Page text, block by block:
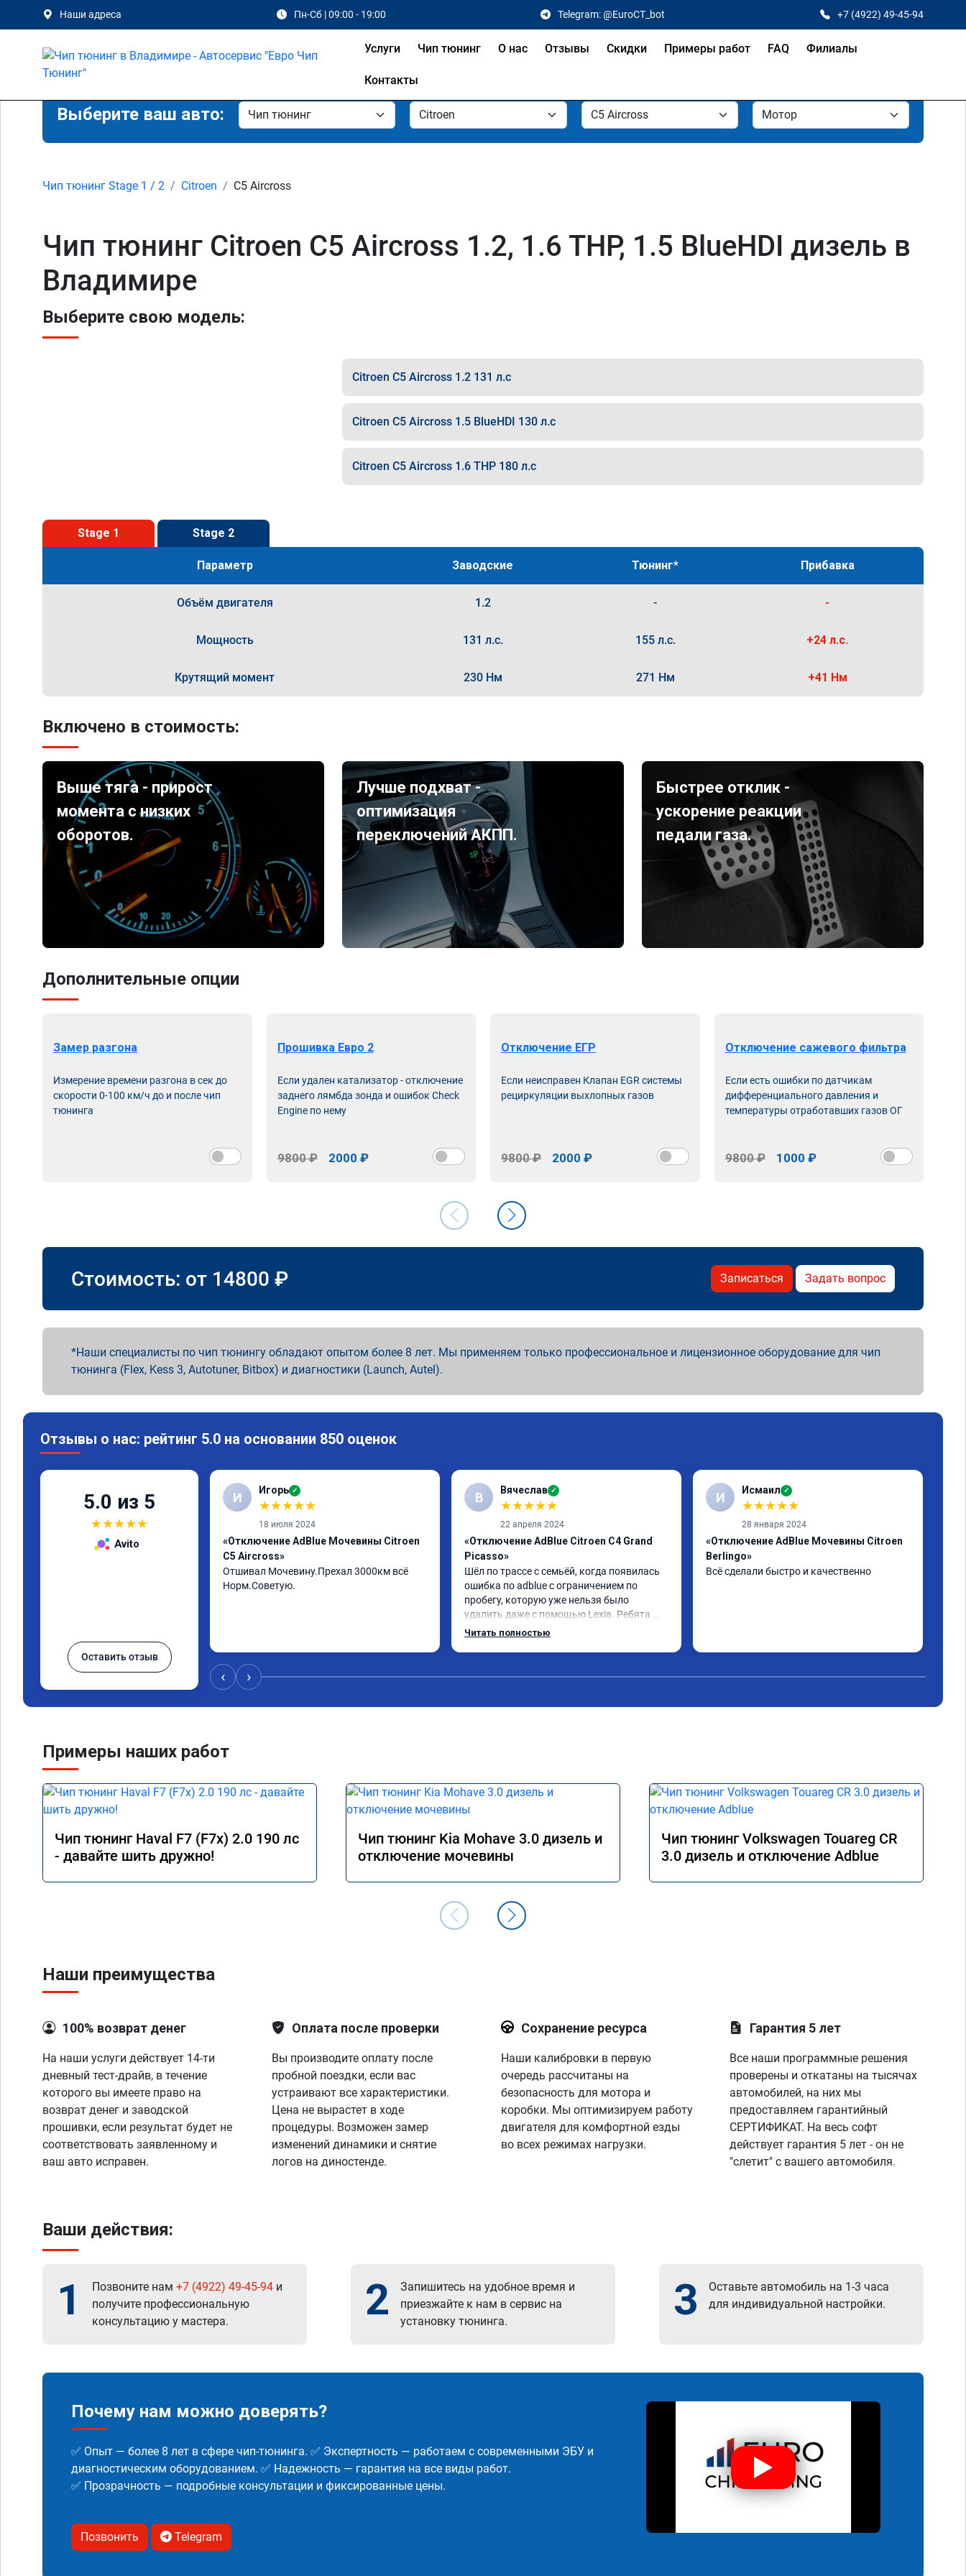
Наши адреса Пн-Сб | 09:00 - 19:00 Telegram: @EuroCT_bot +7 (4922) 49-45-94
Услуги Чип тюнинг О нас Отзывы Скидки Примеры работ FAQ Филиалы
Контакты
Выберите ваш авто:
Чип тюнинг Stage 1 / 2 Citroen C5 Aircross
Чип тюнинг Citroen C5 Aircross 1.2, 1.6 THP, 1.5 BlueHDI дизель в
Владимире
Выберите свою модель:
Citroen C5 Aircross 1.2 131 л.с
Citroen C5 Aircross 1.5 BlueHDI 130 л.с
Citroen C5 Aircross 1.6 THP 180 л.с
Stage 1 Stage 2
Параметр Заводские Тюнинг* Прибавка
Объём двигателя 1.2 - -
Мощность 131 л.с. 155 л.с. +24 л.с.
Крутящий момент 230 Нм 271 Нм +41 Нм
Включено в стоимость:
Выше тяга - прирост
момента с низких
оборотов.
Лучше подхват -
оптимизация
переключений АКПП.
Быстрее отклик -
ускорение реакции
педали газа.
Дополнительные опции
Замер разгона
Измерение времени разгона в сек до
скорости 0-100 км/ч до и после чип
тюнинга
Прошивка Евро 2
Если удален катализатор - отключение
заднего лямбда зонда и ошибок Check
Engine по нему
9800 ₽ 2000 ₽
Отключение ЕГР
Если неисправен Клапан EGR системы
рециркуляции выхлопных газов
9800 ₽ 2000 ₽
Отключение сажевого фильтра
Если есть ошибки по датчикам
дифференциального давления и
температуры отработавших газов ОГ
9800 ₽ 1000 ₽
Стоимость: от 14800 ₽ Записаться Задать вопрос
Наши специалисты по чип тюнингу обладают опытом более 8 лет. Мы применяем только профессиональное и лицензионное оборудование для чип
тюнинга (Flex, Kess 3, Autotuner, Bitbox) и диагностики (Launch, Autel).
Отзывы о нас: рейтинг 5.0 на основании 850 оценок
5.0 из 5
★★★★★
Avito
Оставить отзыв
И Игорь ✓
★★★★★
18 июля 2024
«Отключение AdBlue Мочевины Citroen
C5 Aircross»
Отшивал Мочевину.Прехал 3000км всё
Норм.Советую.
В Вячеслав ✓
★★★★★
22 апреля 2024
«Отключение AdBlue Citroen C4 Grand
Picasso»
Шёл по трассе с семьёй, когда появилась
ошибка по adblue с ограничением по
пробегу, которую уже нельзя было
удалить даже с помощью Lexia. Ребята
пошли навстречу, оперативно приняли и
Читать полностью
И Исмаил ✓
★★★★★
28 января 2024
«Отключение AdBlue Мочевины Citroen
Berlingo»
Всё сделали быстро и качественно
‹ ›
Примеры наших работ
Чип тюнинг Haval F7 (F7x) 2.0 190 лс
- давайте шить дружно!
Чип тюнинг Kia Mohave 3.0 дизель и
отключение мочевины
Чип тюнинг Volkswagen Touareg CR
3.0 дизель и отключение Adblue
Наши преимущества
100% возврат денег
На наши услуги действует 14-ти
дневный тест-драйв, в течение
которого вы имеете право на
возврат денег и заводской
прошивки, если результат будет не
соответствовать заявленному и
ваш авто исправен.
Оплата после проверки
Вы производите оплату после
пробной поездки, если вас
устраивают все характеристики.
Цена не вырастет в ходе
процедуры. Возможен замер
изменений динамики и снятие
логов на диностенде.
Сохранение ресурса
Наши калибровки в первую
очередь рассчитаны на
безопасность для мотора и
коробки. Мы оптимизируем работу
двигателя для комфортной езды
во всех режимах нагрузки.
Гарантия 5 лет
Все наши программные решения
проверены и откатаны на тысячах
автомобилей, на них мы
предоставляем гарантийный
СЕРТИФИКАТ. На весь софт
действует гарантия 5 лет - он не
"слетит" с вашего автомобиля.
Ваши действия:
1 Позвоните нам +7 (4922) 49-45-94 и
получите профессиональную
консультацию у мастера.
2
Запишитесь на удобное время и
приезжайте к нам в сервис на
установку тюнинга.
3
Оставьте автомобиль на 1-3 часа
для индивидуальной настройки.
Почему нам можно доверять?
✅ Опыт — более 8 лет в сфере чип-тюнинга. ✅ Экспертность — работаем с современными ЭБУ и
диагностическим оборудованием. ✅ Надежность — гарантия на все виды работ.
✅ Прозрачность — подробные консультации и фиксированные цены.
Позвонить Telegram